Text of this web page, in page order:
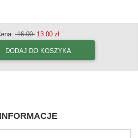
16.00 13.00 zł
DODAJ DO KOSZYKA
INFORMACJE